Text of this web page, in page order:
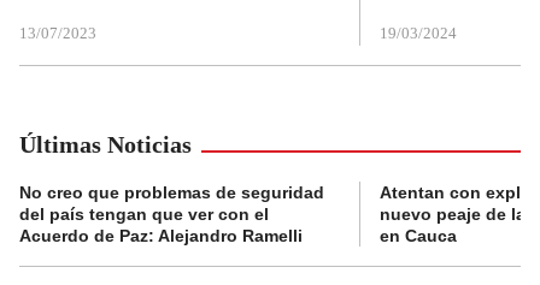
13/07/2023 19/03/2024
Últimas Noticias
No creo que problemas de seguridad
del país tengan que ver con el
Acuerdo de Paz: Alejandro Ramelli
Atentan con
nuevo peaje de la
en Cauca